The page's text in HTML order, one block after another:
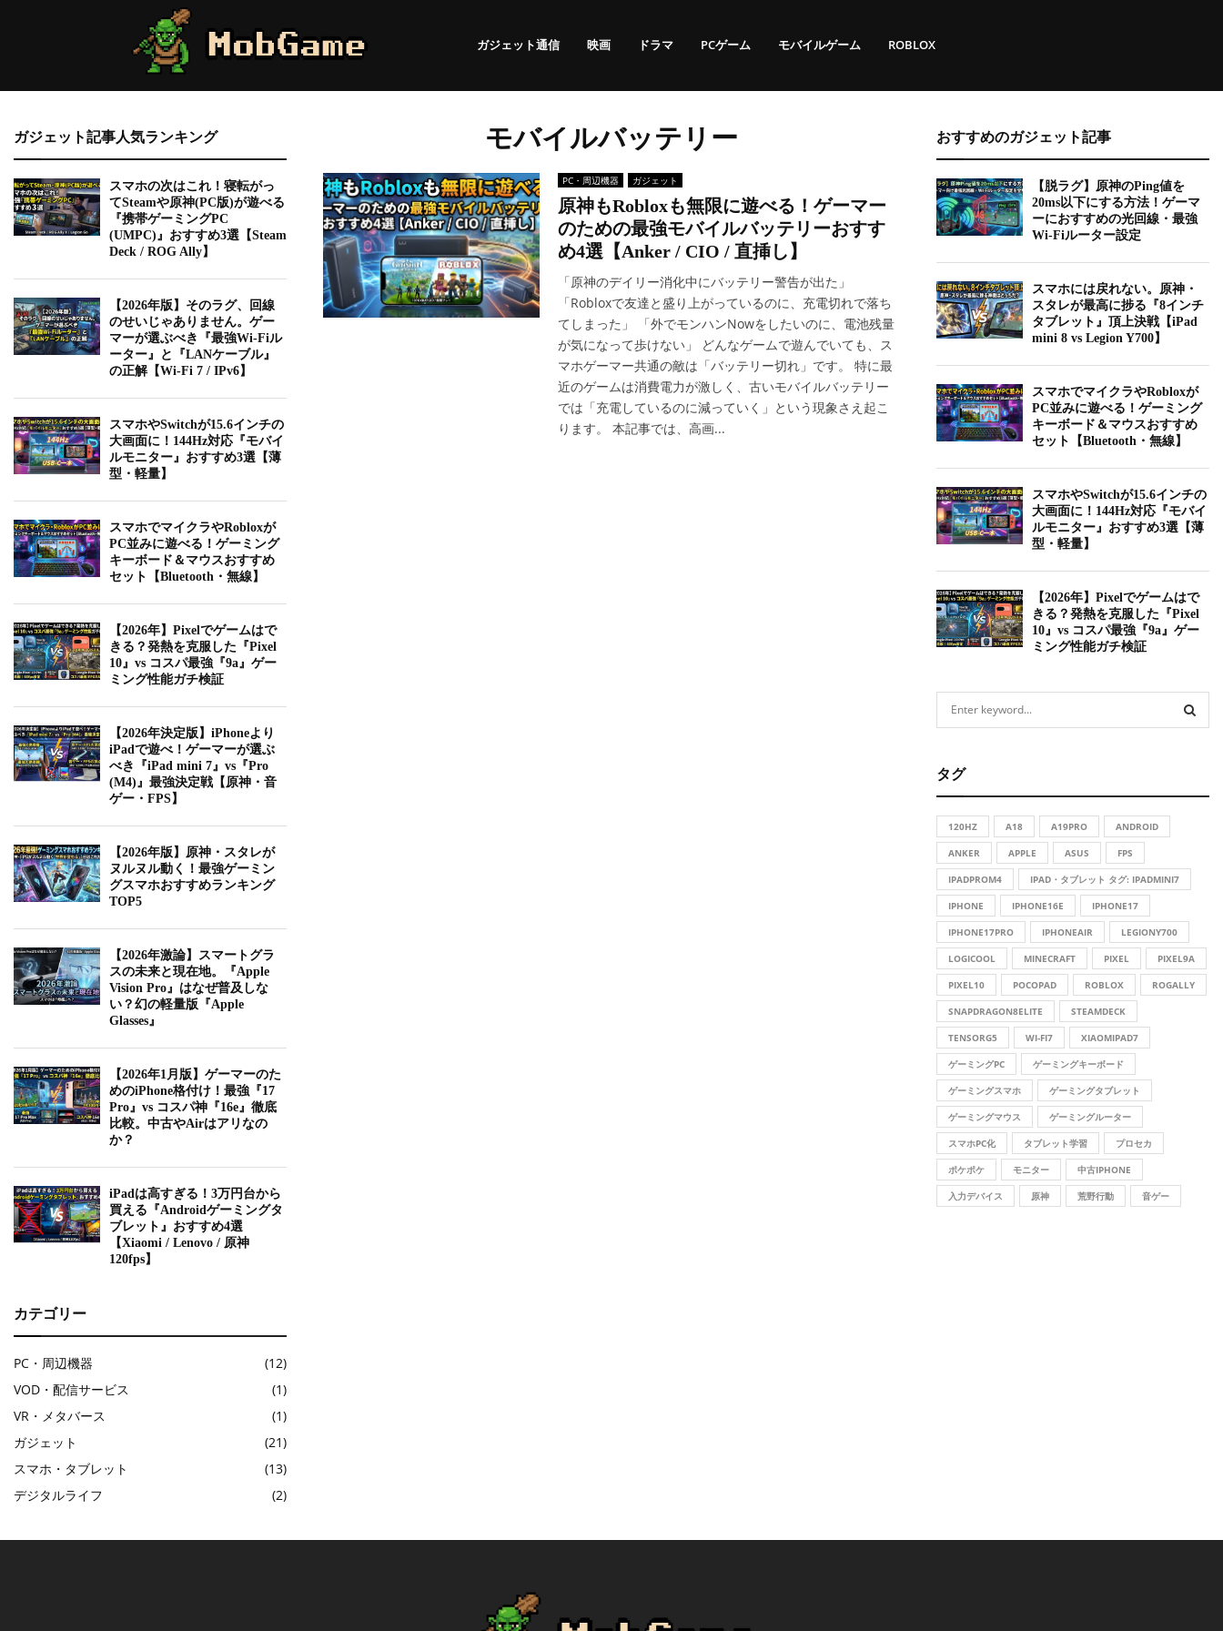
ガジェット通信 映画 ドラマ PCゲーム モバイルゲーム ROBLOX
モバイルバッテリー
PC・周辺機器 ガジェット
原神もRobloxも無限に遊べる！ゲーマー
のための最強モバイルバッテリーおすす
め4選【Anker / CIO / 直挿し】
「原神のデイリー消化中にバッテリー警告が出た」
「Robloxで友達と盛り上がっているのに、充電切れで落ち
てしまった」 「外でモンハンNowをしたいのに、電池残量
が気になって歩けない」 どんなゲームで遊んでいても、ス
マホゲーマー共通の敵は「バッテリー切れ」です。 特に最
近のゲームは消費電力が激しく、古いモバイルバッテリー
では「充電しているのに減っていく」という現象さえ起こ
ります。 本記事では、高画...
ガジェット記事人気ランキング
スマホの次はこれ！寝転がっ
てSteamや原神(PC版)が遊べる
『携帯ゲーミングPC
(UMPC)』おすすめ3選【Steam
Deck / ROG Ally】
【2026年版】そのラグ、回線
のせいじゃありません。ゲー
マーが選ぶべき『最強Wi-Fiル
ーター』と『LANケーブル』
の正解【Wi-Fi 7 / IPv6】
スマホやSwitchが15.6インチの
大画面に！144Hz対応『モバイ
ルモニター』おすすめ3選【薄
型・軽量】
スマホでマイクラやRobloxが
PC並みに遊べる！ゲーミング
キーボード＆マウスおすすめ
セット【Bluetooth・無線】
【2026年】Pixelでゲームはで
きる？発熱を克服した『Pixel
10』vs コスパ最強『9a』ゲー
ミング性能ガチ検証
【2026年決定版】iPhoneより
iPadで遊べ！ゲーマーが選ぶ
べき『iPad mini 7』vs『Pro
(M4)』最強決定戦【原神・音
ゲー・FPS】
【2026年版】原神・スタレが
ヌルヌル動く！最強ゲーミン
グスマホおすすめランキング
TOP5
【2026年激論】スマートグラ
スの未来と現在地。『Apple
Vision Pro』はなぜ普及しな
い？幻の軽量版『Apple
Glasses』
【2026年1月版】ゲーマーのた
めのiPhone格付け！最強『17
Pro』vs コスパ神『16e』徹底
比較。中古やAirはアリなの
か？
iPadは高すぎる！3万円台から
買える『Androidゲーミングタ
ブレット』おすすめ4選
【Xiaomi / Lenovo / 原神
120fps】
カテゴリー
PC・周辺機器
(12)
VOD・配信サービス
(1)
VR・メタバース
(1)
ガジェット
(21)
スマホ・タブレット
(13)
デジタルライフ
(2)
おすすめのガジェット記事
【脱ラグ】原神のPing値を
20ms以下にする方法！ゲーマ
ーにおすすめの光回線・最強
Wi-Fiルーター設定
スマホには戻れない。原神・
スタレが最高に捗る『8インチ
タブレット』頂上決戦【iPad
mini 8 vs Legion Y700】
スマホでマイクラやRobloxが
PC並みに遊べる！ゲーミング
キーボード＆マウスおすすめ
セット【Bluetooth・無線】
スマホやSwitchが15.6インチの
大画面に！144Hz対応『モバイ
ルモニター』おすすめ3選【薄
型・軽量】
【2026年】Pixelでゲームはで
きる？発熱を克服した『Pixel
10』vs コスパ最強『9a』ゲー
ミング性能ガチ検証
c
h
f
o
:
C
H
タグ
120HZ A18 A19PRO ANDROID
ANKER APPLE ASUS FPS
IPADPROM4 IPAD・タブレット タグ: IPADMINI7
IPHONE IPHONE16E IPHONE17
IPHONE17PRO IPHONEAIR LEGIONY700
LOGICOOL MINECRAFT PIXEL PIXEL9A
PIXEL10 POCOPAD ROBLOX ROGALLY
SNAPDRAGON8ELITE STEAMDECK
TENSORG5 WI-FI7 XIAOMIPAD7
ゲーミングPC ゲーミングキーボード
ゲーミングスマホ ゲーミングタブレット
ゲーミングマウス ゲーミングルーター
スマホPC化 タブレット学習 プロセカ
ポケポケ モニター 中古IPHONE
入力デバイス 原神 荒野行動 音ゲー